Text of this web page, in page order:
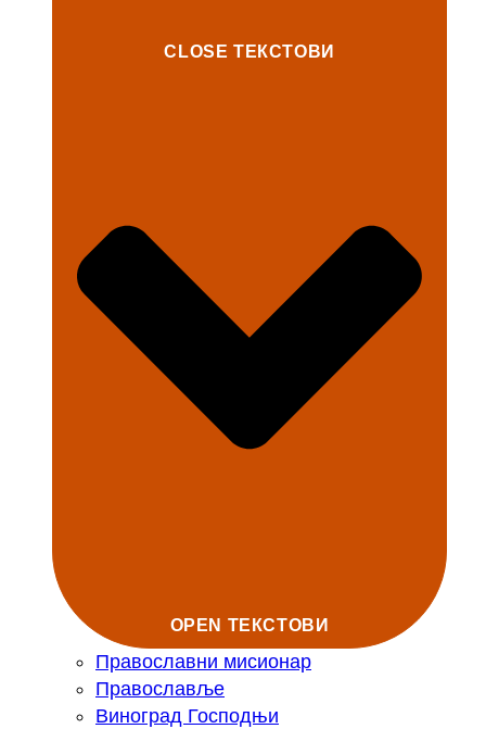
CLOSE ТЕКСТОВИ
OPEN ТЕКСТОВИ
Православни мисионар
Православље
Виноград Господњи